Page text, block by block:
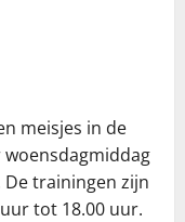
meisjes in de
trainingen zijn
tot 18.00 uur.